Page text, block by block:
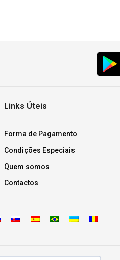
Links Úteis
Forma de Pagamento
Condições Especiais
Quem somos
Contactos